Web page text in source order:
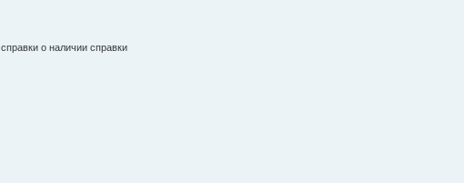
о наличии справки